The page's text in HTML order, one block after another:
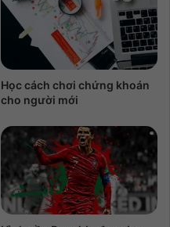
Học cách chơi chứng khoán
cho người mới